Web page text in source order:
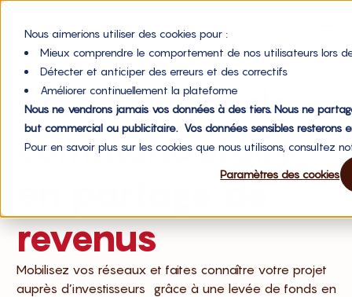
Nous aimerions utiliser des cookies pour :
Mieux comprendre le comportement de nos utilisateurs lors
Détecter et anticiper des erreurs et des correctifs
Améliorer continuellement la plateforme
Nous ne vendrons jamais vos données à des tiers. Nous ne
but commercial ou publicitaire. Vos données sensibles resterons
Pour en savoir plus sur les cookies que nous utilisons, consultez
Paramètres des cookies
Levée de fonds
communautaire
en partage de
revenus
Mobilisez vos réseaux et faites connaître votre projet
auprès d’investisseurs grâce à une levée de fonds en